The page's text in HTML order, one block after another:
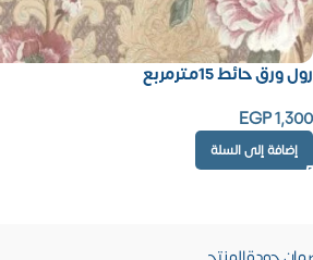
رول ورق حائط 15مترمربع
EGP1,300
إضافة إلى السلة